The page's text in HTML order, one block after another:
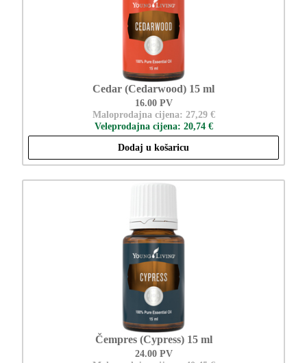
Cedar (Cedarwood) 15 ml
16.00 PV
Maloprodajna cijena: 27,29 €
Veleprodajna cijena: 20,74 €
Dodaj u košaricu
Čempres (Cypress) 15 ml
24.00 PV